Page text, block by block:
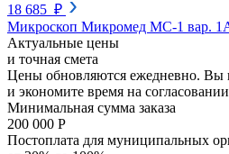
18 685 ₽
Микроскоп Микромед МС-1 вар.
Актуальные цены
и точная смета
Цены обновляются ежедневно. Вы
и экономите время на согласовании
Минимальная сумма заказа
200 000 Р
Постоплата для муниципальных